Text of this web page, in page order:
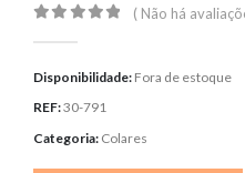
( Não há
Disponibilidade: Fora de estoque
REF:30-791
Categoria: Colares